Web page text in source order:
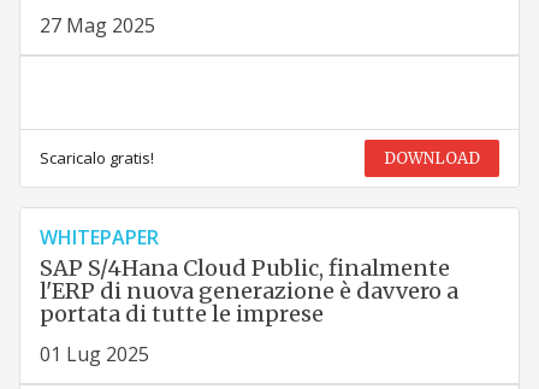
27 Mag 2025
Scaricalo gratis! DOWNLOAD
WHITEPAPER
SAP S/4Hana Cloud Public, finalmente
l'ERP di nuova generazione è davvero a
portata di tutte le imprese
01 Lug 2025